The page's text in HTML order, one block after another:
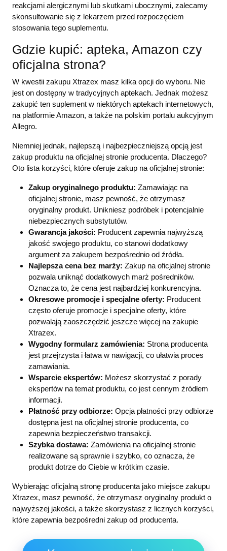
reakcjami alergicznymi lub skutkami ubocznymi, zalecamy
skonsultowanie się z lekarzem przed rozpoczęciem
stosowania tego suplementu.
Gdzie kupić: apteka, Amazon czy
oficjalna strona?
W kwestii zakupu Xtrazex masz kilka opcji do wyboru. Nie
jest on dostępny w tradycyjnych aptekach. Jednak możesz
zakupić ten suplement w niektórych aptekach internetowych,
na platformie Amazon, a także na polskim portalu aukcyjnym
Allegro.
Niemniej jednak, najlepszą i najbezpieczniejszą opcją jest
zakup produktu na oficjalnej stronie producenta. Dlaczego?
Oto lista korzyści, które oferuje zakup na oficjalnej stronie:
Zakup oryginalnego produktu: Zamawiając na
oficjalnej stronie, masz pewność, że otrzymasz
oryginalny produkt. Unikniesz podróbek i potencjalnie
niebezpiecznych substytutów.
Gwarancja jakości: Producent zapewnia najwyższą
jakość swojego produktu, co stanowi dodatkowy
argument za zakupem bezpośrednio od źródła.
Najlepsza cena bez marży: Zakup na oficjalnej stronie
pozwala uniknąć dodatkowych marż pośredników.
Oznacza to, że cena jest najbardziej konkurencyjna.
Okresowe promocje i specjalne oferty: Producent
często oferuje promocje i specjalne oferty, które
pozwalają zaoszczędzić jeszcze więcej na zakupie
Xtrazex.
Wygodny formularz zamówienia: Strona producenta
jest przejrzysta i łatwa w nawigacji, co ułatwia proces
zamawiania.
Wsparcie ekspertów: Możesz skorzystać z porady
ekspertów na temat produktu, co jest cennym źródłem
informacji.
Płatność przy odbiorze: Opcja płatności przy odbiorze
dostępna jest na oficjalnej stronie producenta, co
zapewnia bezpieczeństwo transakcji.
Szybka dostawa: Zamówienia na oficjalnej stronie
realizowane są sprawnie i szybko, co oznacza, że
produkt dotrze do Ciebie w krótkim czasie.
Wybierając oficjalną stronę producenta jako miejsce zakupu
Xtrazex, masz pewność, że otrzymasz oryginalny produkt o
najwyższej jakości, a także skorzystasz z licznych korzyści,
które zapewnia bezpośredni zakup od producenta.